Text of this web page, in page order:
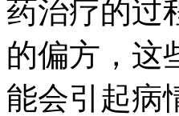
药治疗的过
的偏方，这
能会引起病